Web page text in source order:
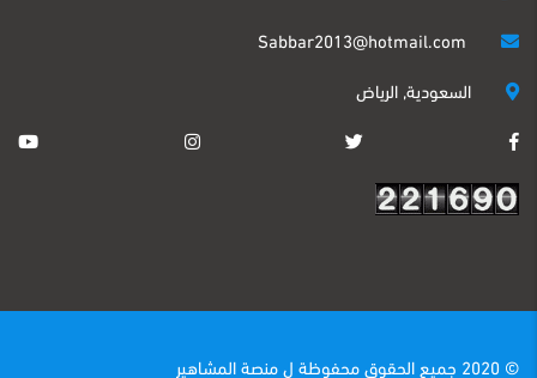
السعودية, الرياض
© 2020 جميع الحقوق محفوظة ل منصة المشاهير